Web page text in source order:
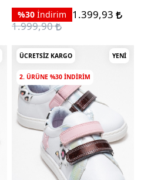
%30 İndirim
1.399,93
1.999,90
ÜCRETSIZ KARGO YENI
2. ÜRÜNE %30 INDIRIM